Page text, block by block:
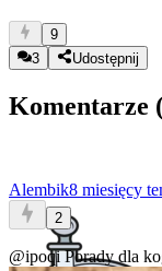
9
3
Udostępnij
Komentarze
Alembik8 miesięcy
2
@ipoqiPorady dla